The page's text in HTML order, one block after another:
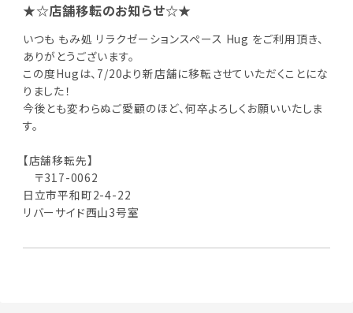
★☆店舗移転のお知らせ☆★
いつも もみ処 リラクゼーションスペース Hug をご利用頂き、
ありがとうございます。
この度Hugは、7/20より新店舗に移転させていただくことにな
りました！
今後とも変わらぬご愛顧のほど、何卒よろしくお願いいたしま
す。
【店舗移転先】
〒317-0062
日立市平和町2-4-22
リバーサイド西山3号室